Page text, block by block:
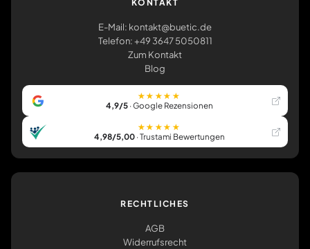
KONTAKT
E-Mail: kontakt@buetic.de
Telefon: +49 3647 5050811
Zum Kontakt
Blog
★★★★★
4,9/5· Google Rezensionen
★★★★★
4,98/5,00· Trustami Bewertungen
RECHTLICHES
AGB
Widerrufsrecht